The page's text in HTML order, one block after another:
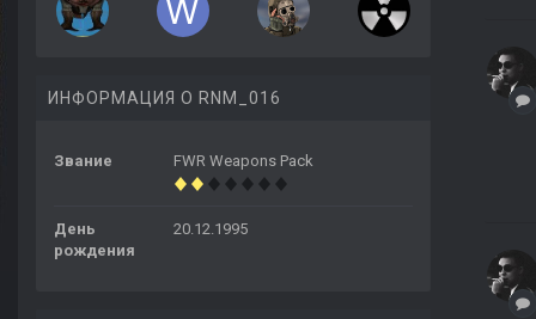
ИНФОРМАЦИЯ О RNM_016
Звание FWR Weapons Pack
День
рождения
20.12.1995